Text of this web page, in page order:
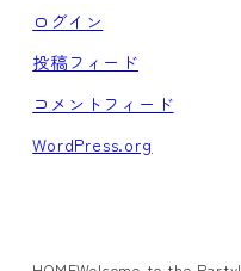
ログイン
投稿フィード
コメントフィード
WordPress.org